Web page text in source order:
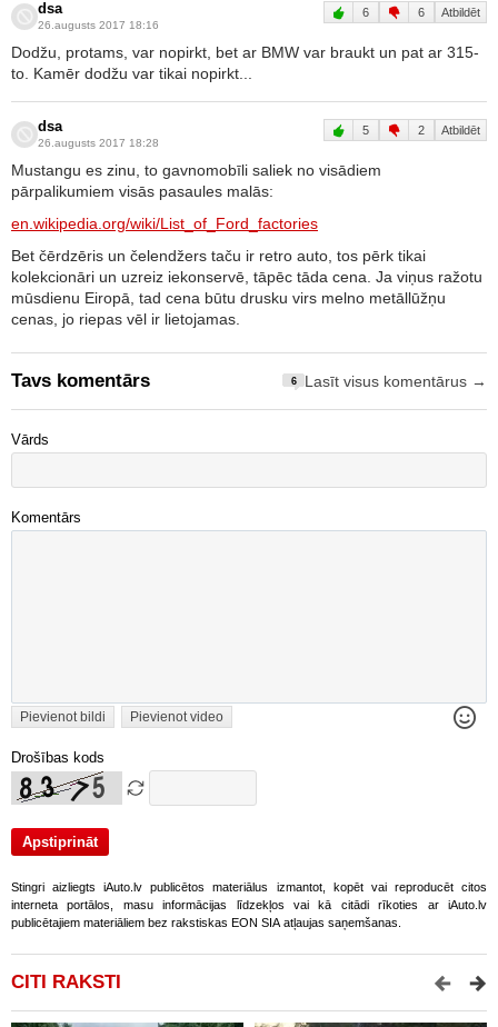
dsa
26.augusts 2017 18:16
6 6 Atbildēt
Dodžu, protams, var nopirkt, bet ar BMW var braukt un pat ar 315-
to. Kamēr dodžu var tikai nopirkt...
dsa
26.augusts 2017 18:28
5 2 Atbildēt
Mustangu es zinu, to gavnomobīli saliek no visādiem
pārpalikumiem visās pasaules malās:
en.wikipedia.org/wiki/List_of_Ford_factories
Bet čērdzēris un čelendžers taču ir retro auto, tos pērk tikai
kolekcionāri un uzreiz iekonservē, tāpēc tāda cena. Ja viņus ražotu
mūsdienu Eiropā, tad cena būtu drusku virs melno metāllūžņu
cenas, jo riepas vēl ir lietojamas.
Tavs komentārs 6 Lasīt visus komentārus →
Vārds
Komentārs
Pievienot bildi Pievienot video
Drošības kods
Stingri aizliegts iAuto.lv publicētos materiālus izmantot, kopēt vai reproducēt citos
interneta portālos, masu informācijas līdzekļos vai kā citādi rīkoties ar iAuto.lv
publicētajiem materiāliem bez rakstiskas EON SIA atļaujas saņemšanas.
CITI RAKSTI